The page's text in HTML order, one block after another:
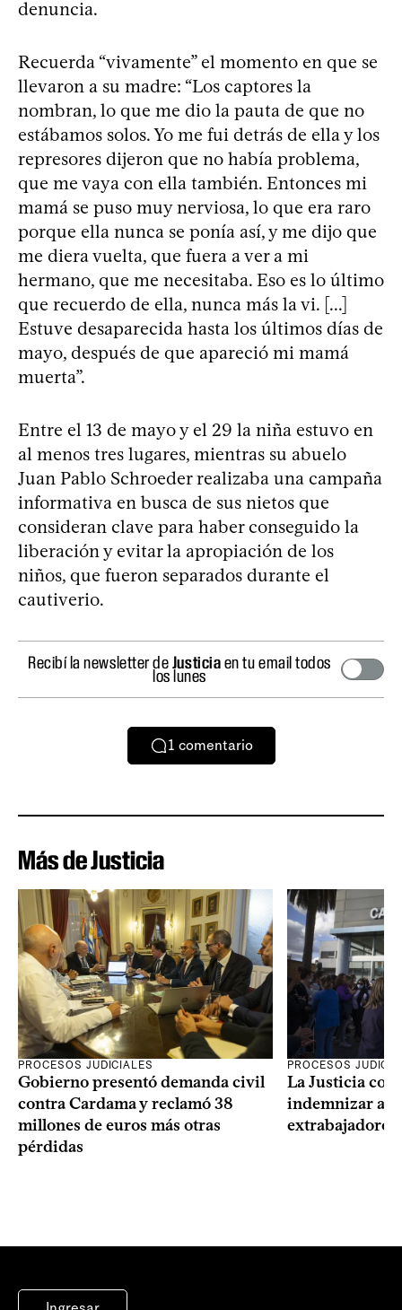
denuncia.
Recuerda “vivamente” el momento en que se
llevaron a su madre: “Los captores la
nombran, lo que me dio la pauta de que no
estábamos solos. Yo me fui detrás de ella y los
represores dijeron que no había problema,
que me vaya con ella también. Entonces mi
mamá se puso muy nerviosa, lo que era raro
porque ella nunca se ponía así, y me dijo que
me diera vuelta, que fuera a ver a mi
hermano, que me necesitaba. Eso es lo último
que recuerdo de ella, nunca más la vi. [...]
Estuve desaparecida hasta los últimos días de
mayo, después de que apareció mi mamá
muerta”.
Entre el 13 de mayo y el 29 la niña estuvo en
al menos tres lugares, mientras su abuelo
Juan Pablo Schroeder realizaba una campaña
informativa en busca de sus nietos que
consideran clave para haber conseguido la
liberación y evitar la apropiación de los
niños, que fueron separados durante el
cautiverio.
Recibí la newsletter deJusticiaen tu email todos
los lunes
1 comentario
Más de Justicia
PROCESOS JUDICIALES
Gobierno presentó demanda civil
contra Cardama y reclamó 38
millones de euros más otras
pérdidas
PROCESOS
La Justicia
indemnizar a
extrabajadores